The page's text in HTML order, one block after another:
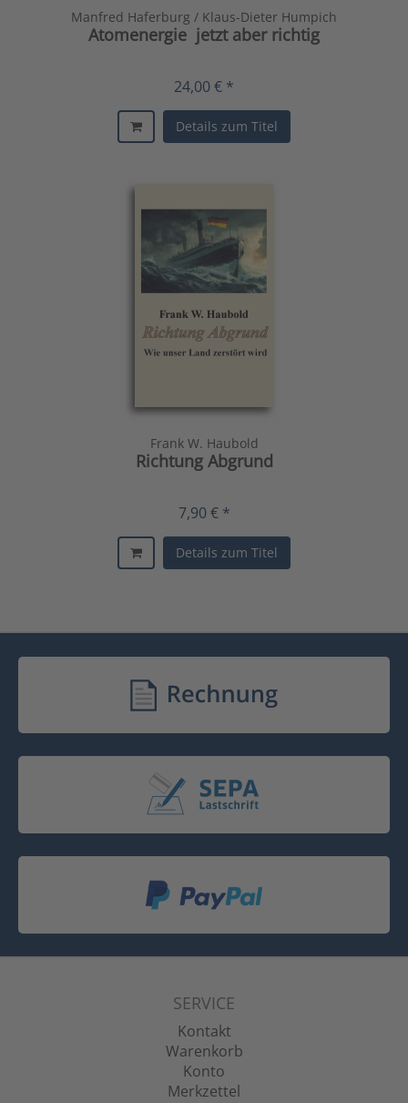
Manfred Haferburg / Klaus-Dieter Humpich
Atomenergie  jetzt aber richtig
24,00 € *
Details zum Titel
Frank W. Haubold
Richtung Abgrund
7,90 € *
Details zum Titel
SERVICE
Kontakt
Warenkorb
Konto
Merkzettel